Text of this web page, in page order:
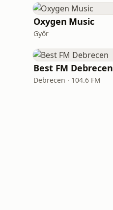
Oxygen Music
Győr
Best FM Debrecen
Debrecen · 104.6 FM